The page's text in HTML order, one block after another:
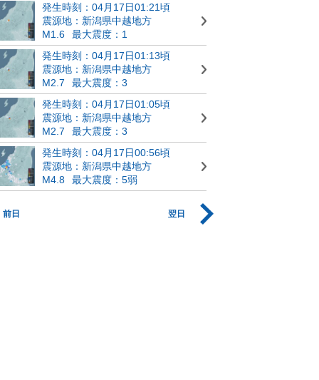
発生時刻：04月17日01:21頃
震源地：新潟県中越地方
M1.6
最大震度：1
発生時刻：04月17日01:13頃
震源地：新潟県中越地方
M2.7
最大震度：3
発生時刻：04月17日01:05頃
震源地：新潟県中越地方
M2.7
最大震度：3
発生時刻：04月17日00:56頃
震源地：新潟県中越地方
M4.8
最大震度：5弱
前日 翌日